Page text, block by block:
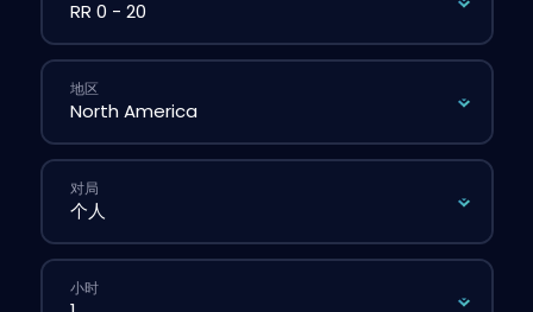
地区
对局
小时